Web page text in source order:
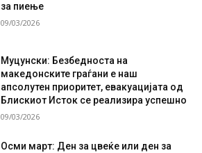
за пиење
09/03/2026
Муцунски: Безбедноста на
македонските граѓани е наш
апсолутен приоритет, евакуацијата од
Блискиот Исток се реализира успешно
09/03/2026
Осми март: Ден за цвеќе или ден за